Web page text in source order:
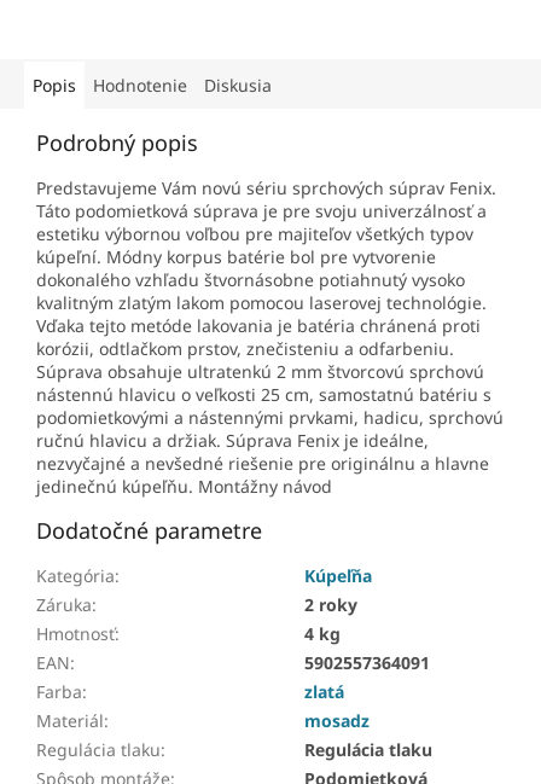
Popis Hodnotenie Diskusia
Podrobný popis
Predstavujeme Vám novú sériu sprchových súprav Fenix.
Táto podomietková súprava je pre svoju univerzálnosť a
estetiku výbornou voľbou pre majiteľov všetkých typov
kúpeľní. Módny korpus batérie bol pre vytvorenie
dokonalého vzhľadu štvornásobne potiahnutý vysoko
kvalitným zlatým lakom pomocou laserovej technológie.
Vďaka tejto metóde lakovania je batéria chránená proti
korózii, odtlačkom prstov, znečisteniu a odfarbeniu.
Súprava obsahuje ultratenkú 2 mm štvorcovú sprchovú
nástennú hlavicu o veľkosti 25 cm, samostatnú batériu s
podomietkovými a nástennými prvkami, hadicu, sprchovú
ručnú hlavicu a držiak. Súprava Fenix je ideálne,
nezvyčajné a nevšedné riešenie pre originálnu a hlavne
jedinečnú kúpeľňu. Montážny návod
Dodatočné parametre
Kategória:
Kúpeľňa
Záruka:
2 roky
Hmotnosť:
4 kg
EAN:
5902557364091
Farba:
zlatá
Materiál:
mosadz
Regulácia tlaku:
Regulácia tlaku
Spôsob montáže: Podomietková